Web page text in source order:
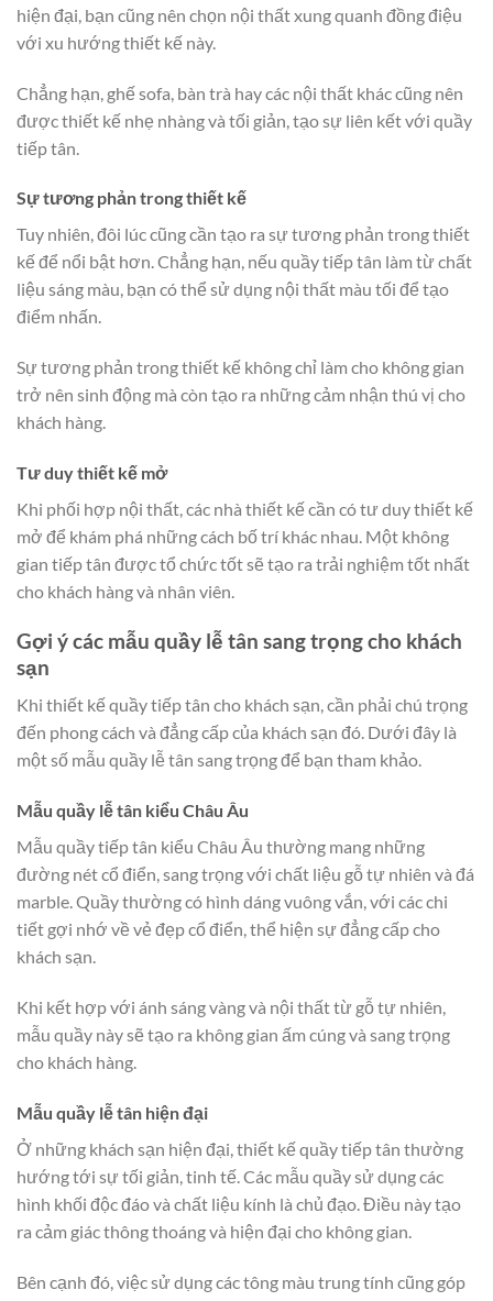
hiện đại, bạn cũng nên chọn nội thất xung quanh đồng điệu
với xu hướng thiết kế này.
Chẳng hạn, ghế sofa, bàn trà hay các nội thất khác cũng nên
được thiết kế nhẹ nhàng và tối giản, tạo sự liên kết với quầy
tiếp tân.
Sự tương phản trong thiết kế
Tuy nhiên, đôi lúc cũng cần tạo ra sự tương phản trong thiết
kế để nổi bật hơn. Chẳng hạn, nếu quầy tiếp tân làm từ chất
liệu sáng màu, bạn có thể sử dụng nội thất màu tối để tạo
điểm nhấn.
Sự tương phản trong thiết kế không chỉ làm cho không gian
trở nên sinh động mà còn tạo ra những cảm nhận thú vị cho
khách hàng.
Tư duy thiết kế mở
Khi phối hợp nội thất, các nhà thiết kế cần có tư duy thiết kế
mở để khám phá những cách bố trí khác nhau. Một không
gian tiếp tân được tổ chức tốt sẽ tạo ra trải nghiệm tốt nhất
cho khách hàng và nhân viên.
Gợi ý các mẫu quầy lễ tân sang trọng cho khách
sạn
Khi thiết kế quầy tiếp tân cho khách sạn, cần phải chú trọng
đến phong cách và đẳng cấp của khách sạn đó. Dưới đây là
một số mẫu quầy lễ tân sang trọng để bạn tham khảo.
Mẫu quầy lễ tân kiểu Châu Âu
Mẫu quầy tiếp tân kiểu Châu Âu thường mang những
đường nét cổ điển, sang trọng với chất liệu gỗ tự nhiên và đá
marble. Quầy thường có hình dáng vuông vắn, với các chi
tiết gợi nhớ về vẻ đẹp cổ điển, thể hiện sự đẳng cấp cho
khách sạn.
Khi kết hợp với ánh sáng vàng và nội thất từ gỗ tự nhiên,
mẫu quầy này sẽ tạo ra không gian ấm cúng và sang trọng
cho khách hàng.
Mẫu quầy lễ tân hiện đại
Ở những khách sạn hiện đại, thiết kế quầy tiếp tân thường
hướng tới sự tối giản, tinh tế. Các mẫu quầy sử dụng các
hình khối độc đáo và chất liệu kính là chủ đạo. Điều này tạo
ra cảm giác thông thoáng và hiện đại cho không gian.
Bên cạnh đó, việc sử dụng các tông màu trung tính cũng góp